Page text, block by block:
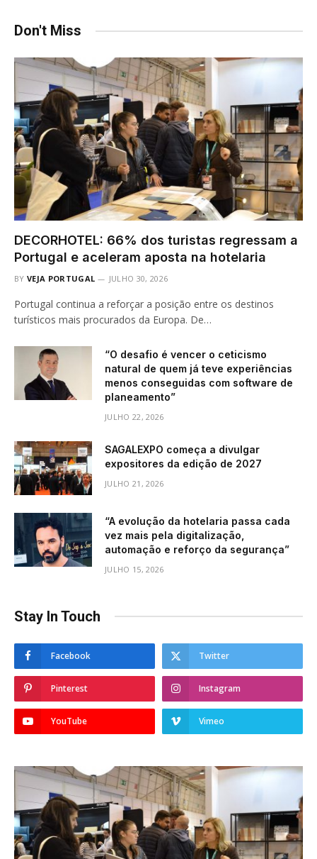
Don't Miss
DECORHOTEL: 66% dos turistas regressam a
Portugal e aceleram aposta na hotelaria
BY VEJA PORTUGAL JULHO 30, 2026
Portugal continua a reforçar a posição entre os destinos
turísticos mais procurados da Europa. De…
“O desafio é vencer o ceticismo
natural de quem já teve experiências
menos conseguidas com software de
planeamento”
JULHO 22, 2026
SAGALEXPO começa a divulgar
expositores da edição de 2027
JULHO 21, 2026
“A evolução da hotelaria passa cada
vez mais pela digitalização,
automação e reforço da segurança”
JULHO 15, 2026
Stay In Touch
Facebook Twitter
Pinterest Instagram
YouTube Vimeo